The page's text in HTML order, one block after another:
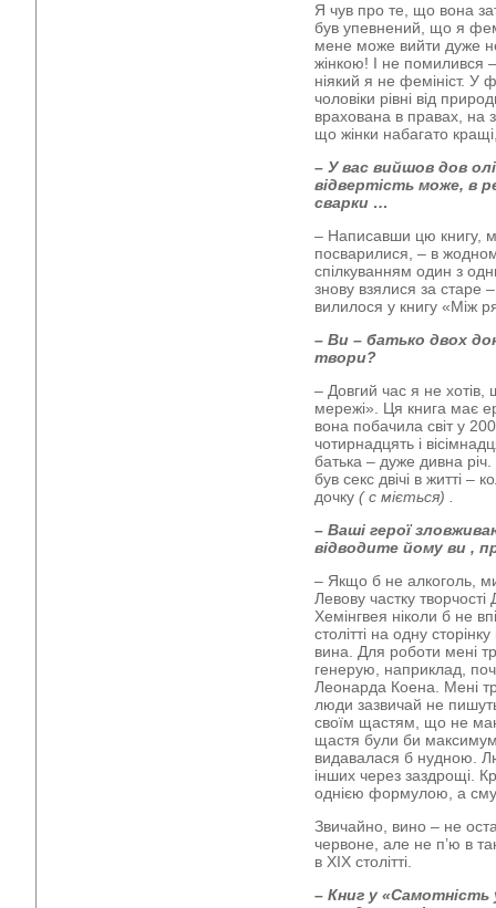
Я чув про те, що вона
був упевнений, що я
мене може вийти дуже
жінкою! І не помилився
ніякий я не фемініст. У
чоловіки рівні від
врахована в правах, на
що жінки набагато
– У вас вийшов дов олі
відвертість може, в
сварки …
– Написавши цю книгу,
посварилися, – в
спілкуванням один з
знову взялися за старе
вилилося у книгу «Між
– Ви – батько двох
твори?
– Довгий час я не
мережі». Ця книга має
вона побачила світ у
чотирнадцять і
батька – дуже дивна
був секс двічі в житті –
дочку ( с міється)
– Ваші герої
відводите йому ви ,
– Якщо б не алкоголь,
Левову частку
Хемінгвея ніколи б не
столітті на одну
вина. Для роботи мені
генерую, наприклад,
Леонарда Коена. Мені
люди зазвичай не
своїм щастям, що не
щастя були би
видавалася б нудною.
інших через заздрощі.
однією формулою, а
Звичайно, вино – не
червоне, але не п’ю в
в ХІХ столітті.
– Книг у «Самотність